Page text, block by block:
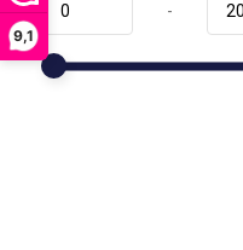
9,1
-